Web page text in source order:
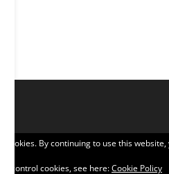
Σχεδιάστηκε από
cookies. By continuing to use this
control cookies, see here:Cookie Policy